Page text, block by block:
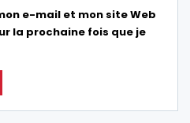
e-mail et mon site Web
la prochaine fois que je